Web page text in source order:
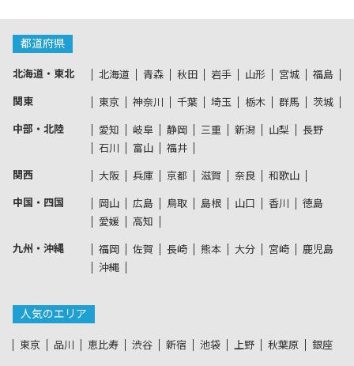
都道府県
北海道・東北 北海道 青森 秋田 岩手 山形 宮城 福島
関東 東京 神奈川 千葉 埼玉 栃木 群馬 茨城
中部・北陸 愛知 岐阜 静岡 三重 新潟 山梨
長野
石川
富山 福井
関西 大阪 兵庫 京都 滋賀 奈良 和歌山
中国・四国 岡山 広島 鳥取 島根 山口 香川
徳島
愛媛
高知
九州・沖縄 福岡 佐賀 長崎 熊本 大分 宮崎
鹿児島
沖縄
人気のエリア
東京 品川 恵比寿 渋谷 新宿 池袋 上野 秋葉原 銀座